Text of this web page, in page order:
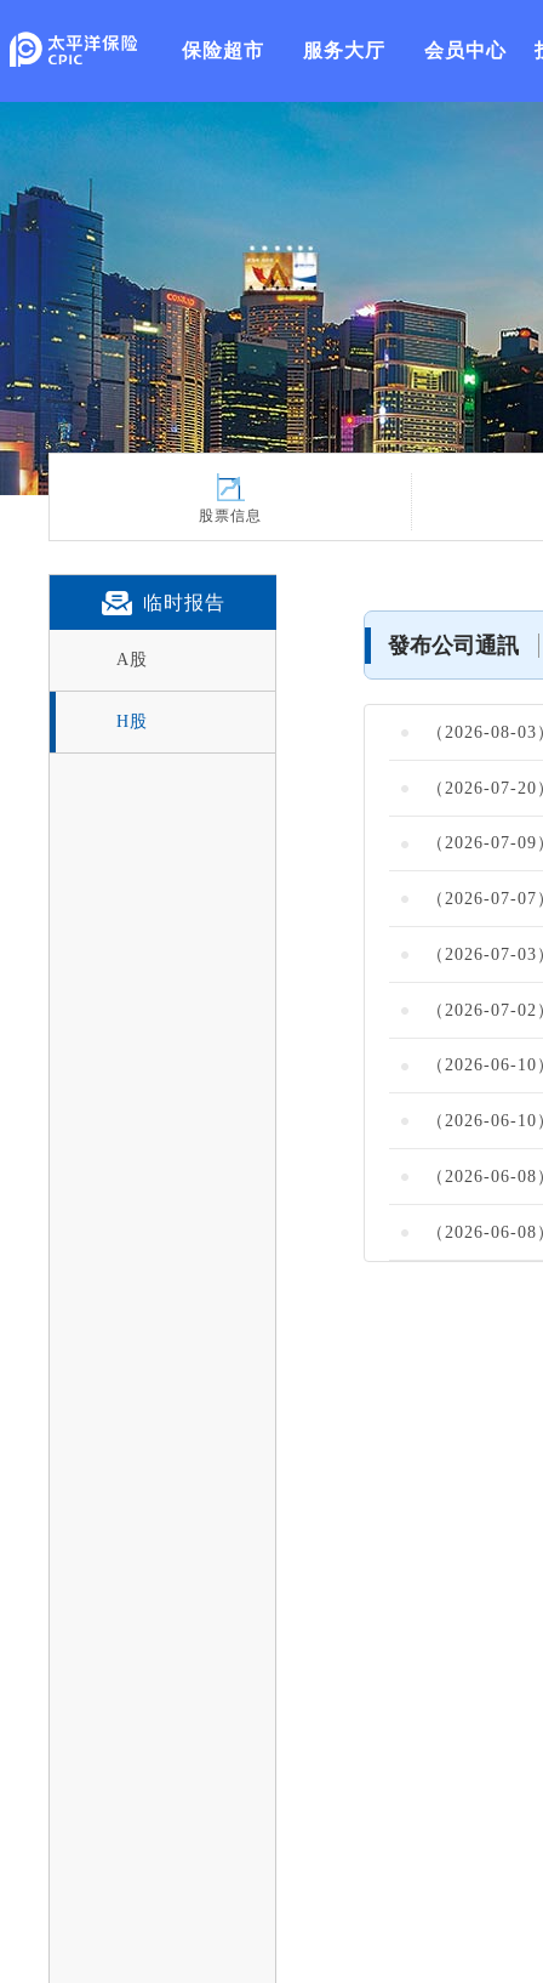
保险超市 服务大厅 会员中心
股票信息
临时报告
A股
H股
（2026-08-
（2026-07-
（2026-07-
（2026-07-
（2026-07-
（2026-07-
（2026-06-
（2026-06-
（2026-06-
（2026-06-